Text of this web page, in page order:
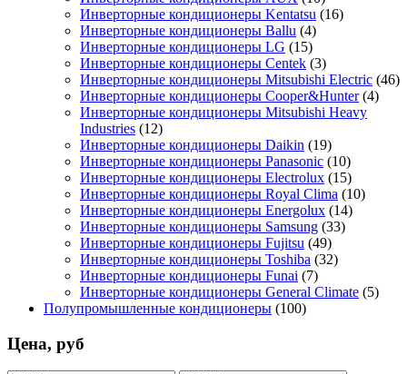
Инверторные кондиционеры Kentatsu (16)
Инверторные кондиционеры Ballu (4)
Инверторные кондиционеры LG (15)
Инверторные кондиционеры Centek (3)
Инверторные кондиционеры Mitsubishi Electric (46)
Инверторные кондиционеры Cooper&Hunter (4)
Инверторные кондиционеры Mitsubishi Heavy
Industries (12)
Инверторные кондиционеры Daikin (19)
Инверторные кондиционеры Panasonic (10)
Инверторные кондиционеры Electrolux (15)
Инверторные кондиционеры Royal Clima (10)
Инверторные кондиционеры Energolux (14)
Инверторные кондиционеры Samsung (33)
Инверторные кондиционеры Fujitsu (49)
Инверторные кондиционеры Toshiba (32)
Инверторные кондиционеры Funai (7)
Инверторные кондиционеры General Climate (5)
Полупромышленные кондиционеры (100)
Цена, руб